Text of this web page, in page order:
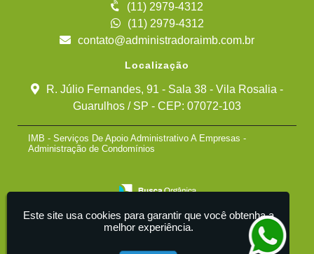
(11) 2979-4312
(11) 2979-4312
contato@administradoraimb.com.br
Localização
R. Júlio Fernandes, 91 - Sala 38 - Vila Rosalia -
Guarulhos / SP - CEP: 07072-103
IMB - Serviços De Apoio Administrativo A Empresas -
Administração de Condomínios
Este site usa cookies para garantir que você obtenha a
melhor experiência.